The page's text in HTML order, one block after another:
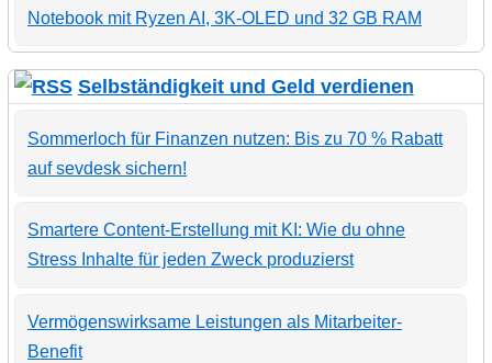
Notebook mit Ryzen AI, 3K-OLED und 32 GB RAM
Selbständigkeit und Geld verdienen
Sommerloch für Finanzen nutzen: Bis zu 70 % Rabatt
auf sevdesk sichern!
Smartere Content-Erstellung mit KI: Wie du ohne
Stress Inhalte für jeden Zweck produzierst
Vermögenswirksame Leistungen als Mitarbeiter-
Benefit